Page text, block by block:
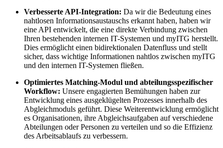
Verbesserte API-Integration: Da wir die Bedeutung eines
nahtlosen Informationsaustauschs erkannt haben, haben wir
eine API entwickelt, die eine direkte Verbindung zwischen
Ihren bestehenden internen IT-Systemen und myITG herstellt.
Dies ermöglicht einen bidirektionalen Datenfluss und stellt
sicher, dass wichtige Informationen nahtlos zwischen myITG
und den internen IT-Systemen fließen.
Optimiertes Matching-Modul und abteilungsspezifischer
Workflow: Unsere engagierten Bemühungen haben zur
Entwicklung eines ausgeklügelten Prozesses innerhalb des
Abgleichmoduls geführt. Diese Weiterentwicklung ermöglicht
es Organisationen, ihre Abgleichsaufgaben auf verschiedene
Abteilungen oder Personen zu verteilen und so die Effizienz
des Arbeitsablaufs zu verbessern.